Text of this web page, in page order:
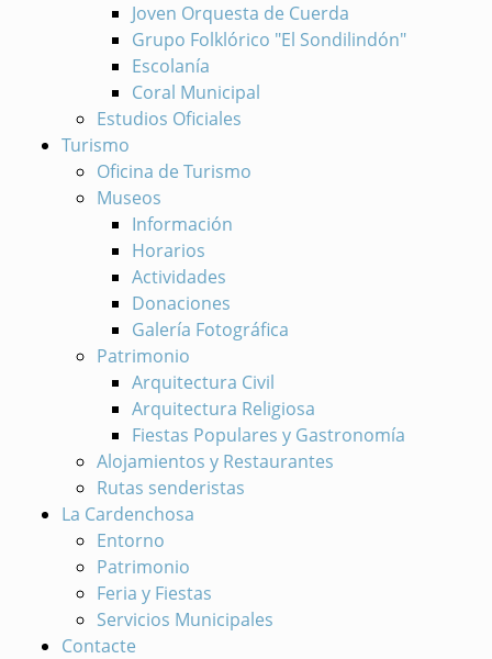
Joven Orquesta de Cuerda
Grupo Folklórico "El Sondilindón"
Escolanía
Coral Municipal
Estudios Oficiales
Turismo
Oficina de Turismo
Museos
Información
Horarios
Actividades
Donaciones
Galería Fotográfica
Patrimonio
Arquitectura Civil
Arquitectura Religiosa
Fiestas Populares y Gastronomía
Alojamientos y Restaurantes
Rutas senderistas
La Cardenchosa
Entorno
Patrimonio
Feria y Fiestas
Servicios Municipales
Contacte